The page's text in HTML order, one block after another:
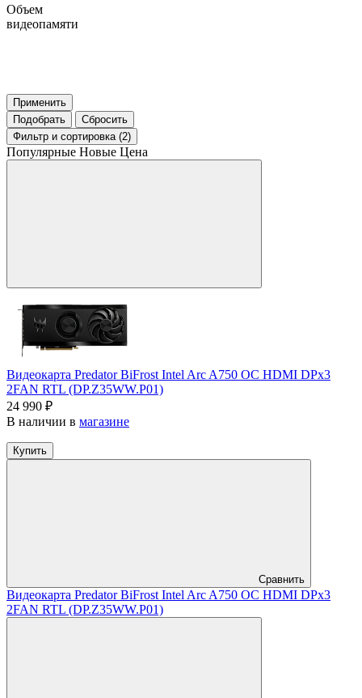
Объем
видеопамяти
Применить
Подобрать
Сбросить
Фильтр и сортировка (2)
Популярные Новые Цена
Видеокарта Predator BiFrost Intel Arc A750 OC HDMI DPx3
2FAN RTL (DP.Z35WW.P01)
24 990 ₽
В наличии в магазине
Купить
Сравнить
Видеокарта Predator BiFrost Intel Arc A750 OC HDMI DPx3
2FAN RTL (DP.Z35WW.P01)